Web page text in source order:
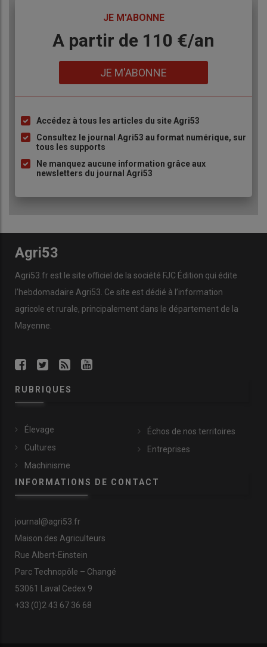
JE M'ABONNE
BodyA partir de 110 €/an
JE M'ABONNE
Liste
à
puce
Accédez à tous les articles du site Agri53
Consultez le journal Agri53 au format numérique, sur
tous les supports
Ne manquez aucune information grâce aux
newsletters du journal Agri53
Agri53
Agri53.fr est le site officiel de la société FJC Édition qui édite
l’hebdomadaire Agri53. Ce site est dédié à l’information
agricole et rurale, principalement dans le département de la
Mayenne.
RUBRIQUES
Élevage
Cultures
Machinisme
Échos de nos territoires
Entreprises
INFORMATIONS DE CONTACT
journal@agri53.fr
Maison des Agriculteurs
Rue Albert-Einstein
Parc Technopôle – Changé
53061 Laval Cedex 9
+33 (0)2 43 67 36 68